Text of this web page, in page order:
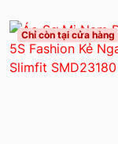
Chỉ còn tại cửa hàng